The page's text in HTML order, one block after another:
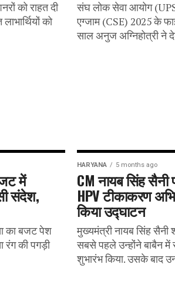
को राहत दी
को
संघ लोक सेवा आयोग
एग्जाम (CSE) 2025 के
साल अनुज अग्निहोत्री ने
में
संदेश,
का बजट पेश
रंग की पगड़ी
HARYANA 5 months ago
CM नायब सिंह सैनी
HPV टीकाकरण
किया उद्घाटन
मुख्यमंत्री नायब सिंह सैनी
सबसे पहले उन्होंने बाबैन में
शुभारंभ किया. उसके बाद